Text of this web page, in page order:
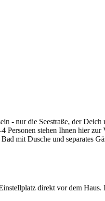
- nur die Seestraße, der
Personen stehen Ihnen hier
mit Dusche und separates
direkt vor dem